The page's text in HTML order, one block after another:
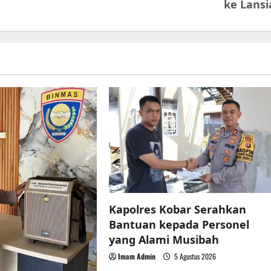
ke
Kapolres Kobar Serahkan
Bantuan kepada Personel
yang Alami Musibah
Imam Admin 5 Agustus 2026